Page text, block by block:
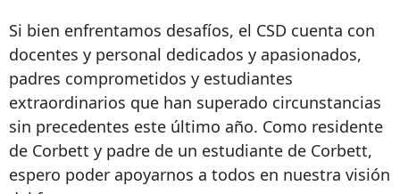
Si bien enfrentamos desafíos, el CSD cuenta con
docentes y personal dedicados y apasionados,
padres comprometidos y estudiantes
extraordinarios que han superado circunstancias
sin precedentes este último año. Como residente
de Corbett y padre de un estudiante de Corbett,
espero poder apoyarnos a todos en nuestra visión